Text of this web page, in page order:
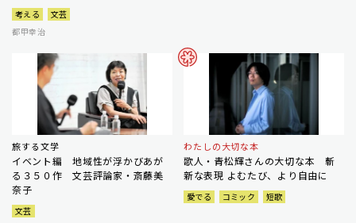
考える
文芸
都甲幸治
旅する文学
イベント編 地域性が浮かびあが
る３５０作 文芸評論家・斎藤美
奈子
文芸
わたしの大切な本
歌人・青松輝さんの大切な本 斬
新な表現 よむたび、より自由に
愛でる コミック 短歌